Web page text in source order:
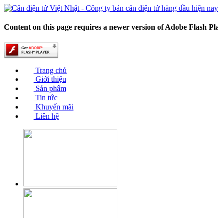
Content on this page requires a newer version of Adobe Flash
Trang chủ
Giới thiệu
Sản phẩm
Tin tức
Khuyến mãi
Liên hệ